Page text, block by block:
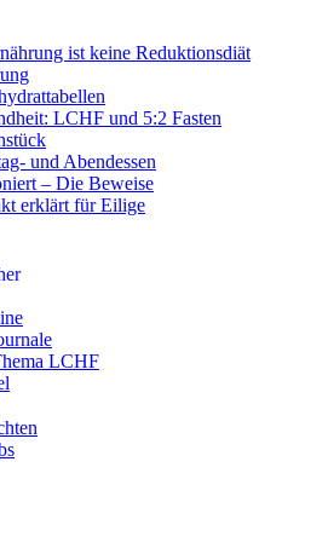
ist keine Reduktionsdiät
LCHF und 5:2 Fasten
und Abendessen
– Die Beweise
erklärt für Eilige
LCHF